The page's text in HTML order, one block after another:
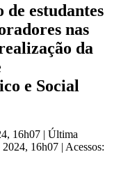
de estudantes
nas
da
e Social
16h07 | Última
2024, 16h07 | Acessos: